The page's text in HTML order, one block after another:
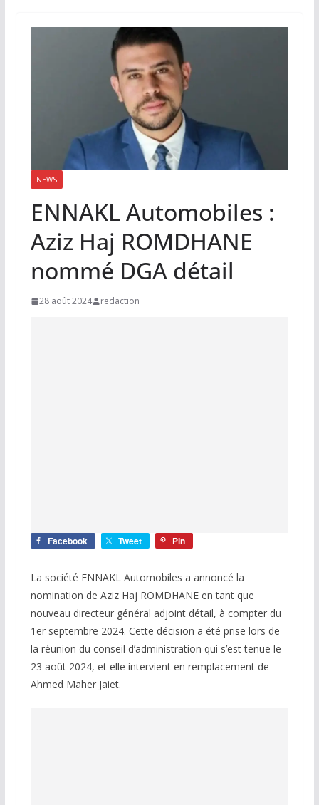
NEWS
ENNAKL Automobiles :
Aziz Haj ROMDHANE
nommé DGA détail
28 août 2024 redaction
Facebook Tweet Pin
La société ENNAKL Automobiles a annoncé la
nomination de Aziz Haj ROMDHANE en tant que
nouveau directeur général adjoint détail, à compter du
1er septembre 2024. Cette décision a été prise lors de
la réunion du conseil d’administration qui s’est tenue le
23 août 2024, et elle intervient en remplacement de
Ahmed Maher Jaiet.